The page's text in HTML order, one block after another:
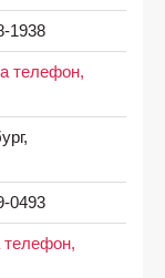
1938
телефон,
0493
телефон,